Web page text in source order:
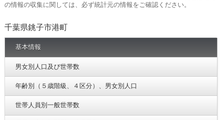
の情報の収集に関しては、必ず統計元の情報をご確認ください。
千葉県銚子市港町
基本情報
男女別人口及び世帯数
年齢別（５歳階級、４区分）、男女別人口
世帯人員別一般世帯数